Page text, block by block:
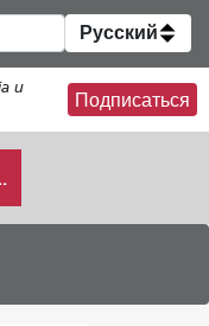
Русский
и
Подписаться